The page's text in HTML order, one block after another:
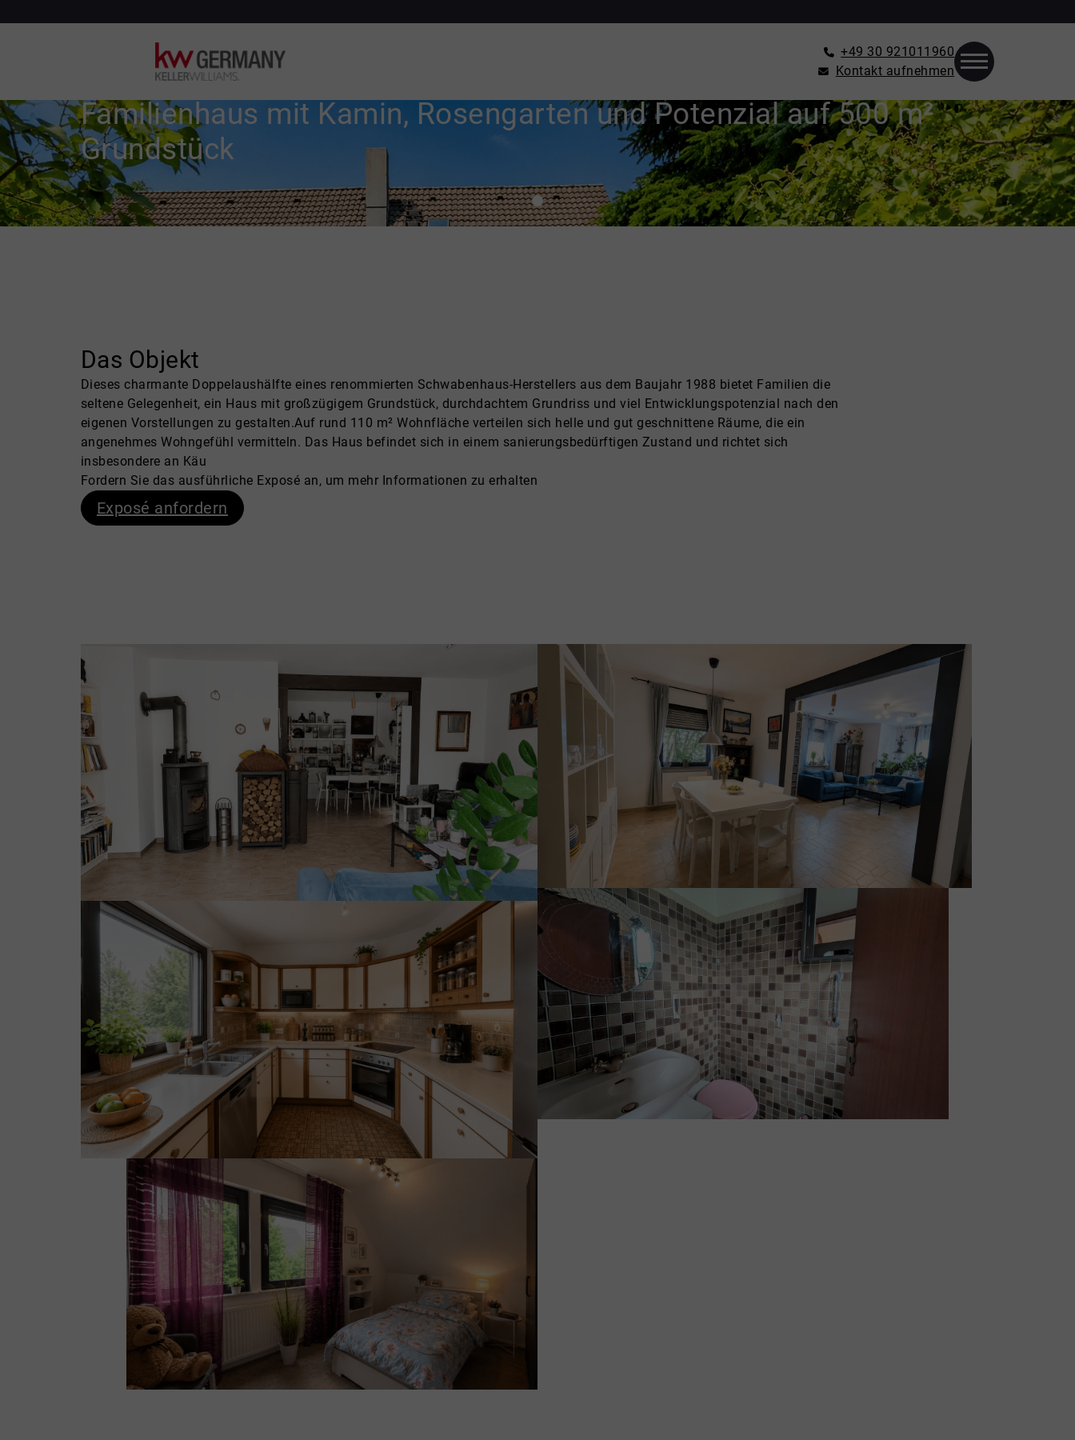
+49 30 921011960
Kontakt aufnehmen
Familienhaus mit Kamin, Rosengarten und Potenzial auf 500 m²
Grundstück
Das Objekt
Dieses charmante Doppelaushälfte eines renommierten Schwabenhaus-Herstellers aus dem Baujahr 1988 bietet Familien die
seltene Gelegenheit, ein Haus mit großzügigem Grundstück, durchdachtem Grundriss und viel Entwicklungspotenzial nach den
eigenen Vorstellungen zu gestalten.Auf rund 110 m² Wohnfläche verteilen sich helle und gut geschnittene Räume, die ein
angenehmes Wohngefühl vermitteln. Das Haus befindet sich in einem sanierungsbedürftigen Zustand und richtet sich
insbesondere an Käu
Fordern Sie das ausführliche Exposé an, um mehr Informationen zu erhalten
Exposé anfordern